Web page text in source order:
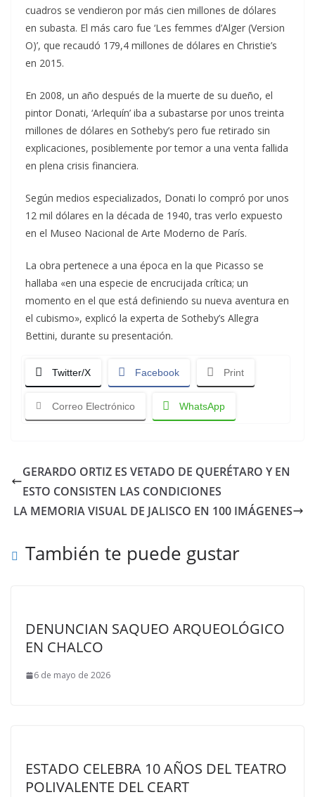
cuadros se vendieron por más cien millones de dólares
en subasta. El más caro fue ‘Les femmes d’Alger (Version
O)’, que recaudó 179,4 millones de dólares en Christie’s
en 2015.
En 2008, un año después de la muerte de su dueño, el
pintor Donati, ‘Arlequín’ iba a subastarse por unos treinta
millones de dólares en Sotheby’s pero fue retirado sin
explicaciones, posiblemente por temor a una venta fallida
en plena crisis financiera.
Según medios especializados, Donati lo compró por unos
12 mil dólares en la década de 1940, tras verlo expuesto
en el Museo Nacional de Arte Moderno de París.
La obra pertenece a una época en la que Picasso se
hallaba «en una especie de encrucijada crítica; un
momento en el que está definiendo su nueva aventura en
el cubismo», explicó la experta de Sotheby’s Allegra
Bettini, durante su presentación.
Twitter/X Facebook Print
Correo Electrónico WhatsApp
GERARDO ORTIZ ES VETADO DE QUERÉTARO Y EN
ESTO CONSISTEN LAS CONDICIONES
LA MEMORIA VISUAL DE JALISCO EN 100 IMÁGENES
También te puede gustar
DENUNCIAN SAQUEO ARQUEOLÓGICO
EN CHALCO
6 de mayo de 2026
ESTADO CELEBRA 10 AÑOS DEL TEATRO
POLIVALENTE DEL CEART